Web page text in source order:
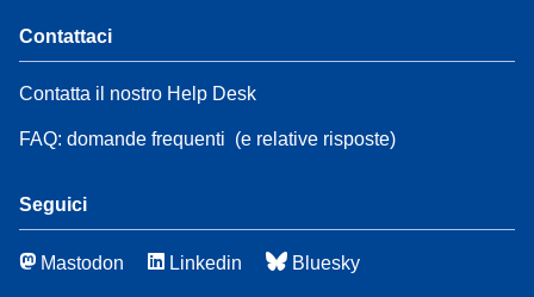
Contattaci
Contatta il nostro Help Desk
FAQ: domande frequenti (e relative risposte)
Seguici
Mastodon Linkedin Bluesky